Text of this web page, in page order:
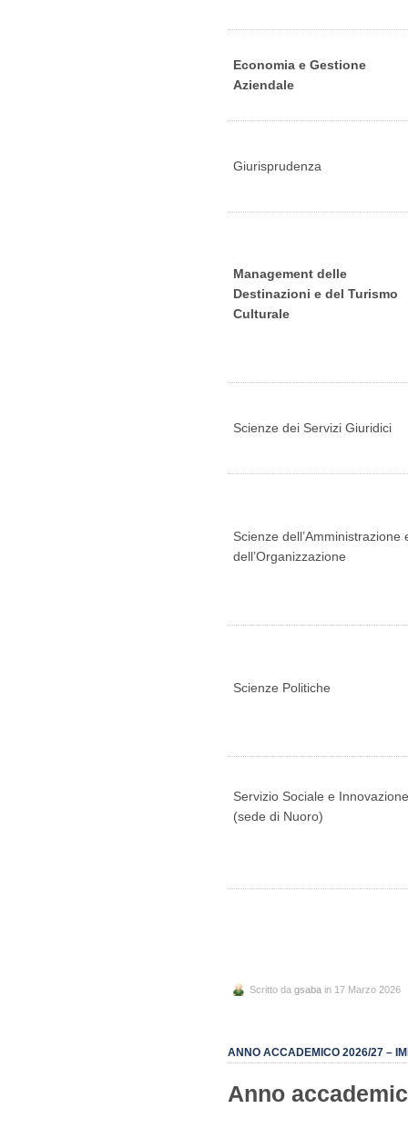
Economia e Gestione
Aziendale
Giurisprudenza
Management delle
Destinazioni e del Turismo
Culturale
Scienze dei Servizi Giuridici
Scienze dell’Amministrazione
dell’Organizzazione
Scienze Politiche
Servizio Sociale e Innovazione
(sede di Nuoro)
Scritto da gsaba in 17 Marzo 2026
ANNO ACCADEMICO 2026/27 –
Anno